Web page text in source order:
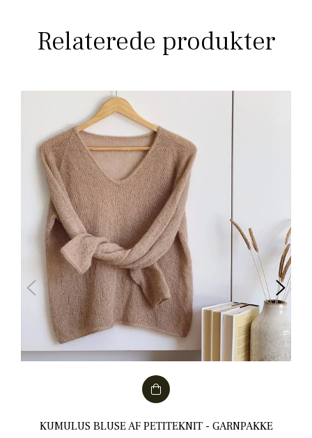
Relaterede produkter
KUMULUS BLUSE AF PETITEKNIT - GARNPAKKE